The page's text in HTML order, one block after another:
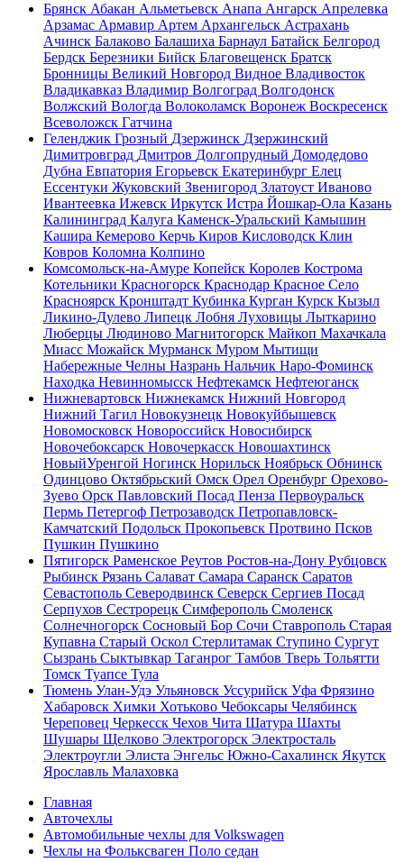
Брянск Абакан Альметьевск Анапа Ангарск Апрелевка
Арзамас Армавир Артем Архангельск Астрахань
Ачинск Балаково Балашиха Барнаул Батайск Белгород
Бердск Березники Бийск Благовещенск Братск
Бронницы Великий Новгород Видное Владивосток
Владикавказ Владимир Волгоград Волгодонск
Волжский Вологда Волоколамск Воронеж Воскресенск
Всеволожск Гатчина
Геленджик Грозный Дзержинск Дзержинский
Димитровград Дмитров Долгопрудный Домодедово
Дубна Евпатория Егорьевск Екатеринбург Елец
Ессентуки Жуковский Звенигород Златоуст Иваново
Ивантеевка Ижевск Иркутск Истра Йошкар-Ола Казань
Калининград Калуга Каменск-Уральский Камышин
Кашира Кемерово Керчь Киров Кисловодск Клин
Ковров Коломна Колпино
Комсомольск-на-Амуре Копейск Королев Кострома
Котельники Красногорск Краснодар Красное Село
Красноярск Кронштадт Кубинка Курган Курск Кызыл
Ликино-Дулево Липецк Лобня Луховицы Лыткарино
Люберцы Людиново Магнитогорск Майкоп Махачкала
Миасс Можайск Мурманск Муром Мытищи
Набережные Челны Назрань Нальчик Наро-Фоминск
Находка Невинномысск Нефтекамск Нефтеюганск
Нижневартовск Нижнекамск Нижний Новгород
Нижний Тагил Новокузнецк Новокуйбышевск
Новомосковск Новороссийск Новосибирск
Новочебоксарск Новочеркасск Новошахтинск
НовыйУренгой Ногинск Норильск Ноябрьск Обнинск
Одинцово Октябрьский Омск Орел Оренбург Орехово-
Зуево Орск Павловский Посад Пенза Первоуральск
Пермь Петергоф Петрозаводск Петропавловск-
Камчатский Подольск Прокопьевск Протвино Псков
Пушкин Пушкино
Пятигорск Раменское Реутов Ростов-на-Дону Рубцовск
Рыбинск Рязань Салават Самара Саранск Саратов
Севастополь Северодвинск Северск Сергиев Посад
Серпухов Сестрорецк Симферополь Смоленск
Солнечногорск Сосновый Бор Сочи Ставрополь Старая
Купавна Старый Оскол Стерлитамак Ступино Сургут
Сызрань Сыктывкар Таганрог Тамбов Тверь Тольятти
Томск Туапсе Тула
Тюмень Улан-Удэ Ульяновск Уссурийск Уфа Фрязино
Хабаровск Химки Хотьково Чебоксары Челябинск
Череповец Черкесск Чехов Чита Шатура Шахты
Шушары Щелково Электрогорск Электросталь
Электроугли Элиста Энгельс Южно-Сахалинск Якутск
Ярославль Малаховка
Главная
Авточехлы
Автомобильные чехлы для Volkswagen
Чехлы на Фольксваген Поло седан